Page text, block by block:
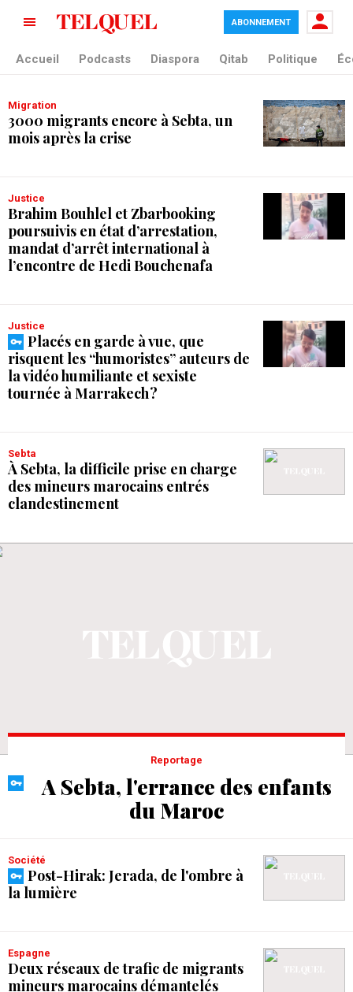
tag blade
ABONNEMENT
Accueil Podcasts Diaspora Qitab Politique
Migration
3000 migrants encore à Sebta, un
mois après la crise
Justice
Brahim Bouhlel et Zbarbooking
poursuivis en état d’arrestation,
mandat d’arrêt international à
l’encontre de Hedi Bouchenafa
Justice
Placés en garde à vue, que
risquent les “humoristes” auteurs de
la vidéo humiliante et sexiste
tournée à Marrakech ?
Sebta
À Sebta, la difficile prise en charge
des mineurs marocains entrés
clandestinement
Reportage
A Sebta, l'errance des enfants
du Maroc
Société
Post-Hirak: Jerada, de l'ombre à
la lumière
Espagne
Deux réseaux de trafic de migrants
mineurs marocains démantelés